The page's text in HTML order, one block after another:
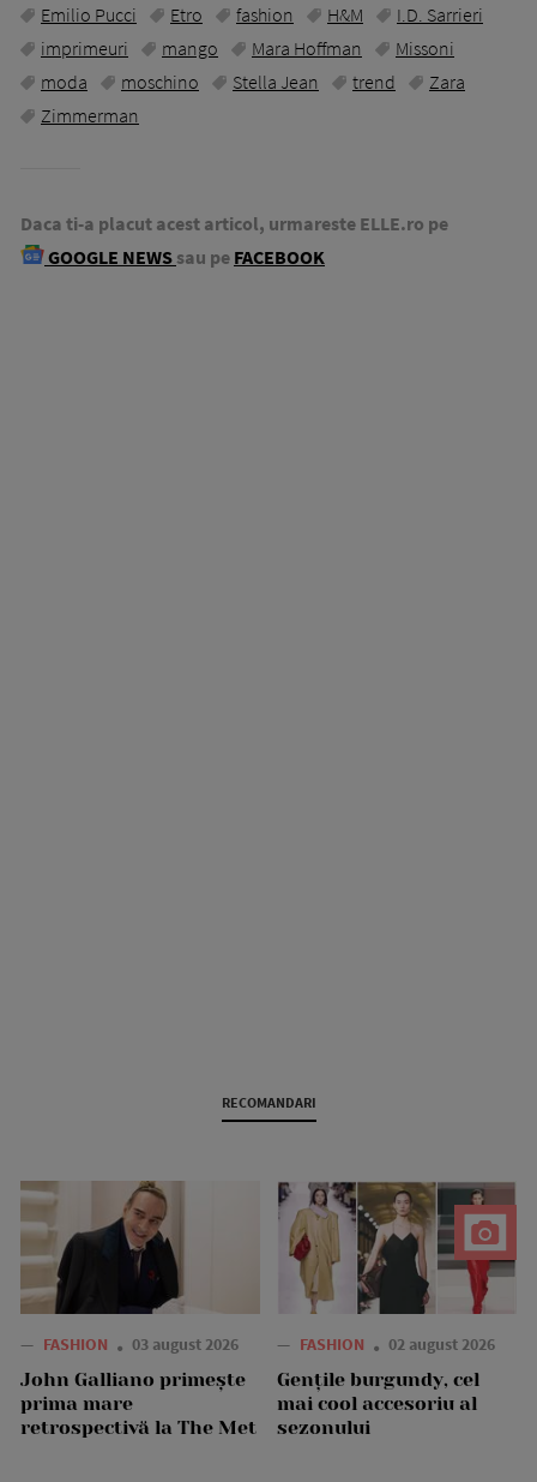
Emilio Pucci
Etro fashion H&M
I.D. Sarrieri
imprimeuri
mango Mara Hoffman
Missoni
moda
moschino Stella Jean trend
Zara
Zimmerman
Daca ti-a placut acest articol, urmareste ELLE.ro pe
GOOGLE NEWS sau pe FACEBOOK
RECOMANDARI
— FASHION 03 august 2026
John Galliano primește
prima mare
retrospectivă la The Met
— FASHION 02 august 2026
Gențile burgundy, cel
mai cool accesoriu al
sezonului